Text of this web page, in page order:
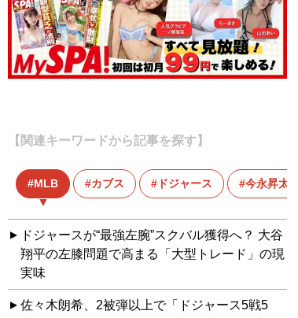
【関連キーワードから記事を探す】
MLB カブス ドジャース 今永昇太
ドジャースが“最強左腕”スクバル獲得へ？ 大谷
翔平の左膝問題で高まる「大型トレード」の現
実味
佐々木朗希、2被弾以上で「ドジャース5戦5